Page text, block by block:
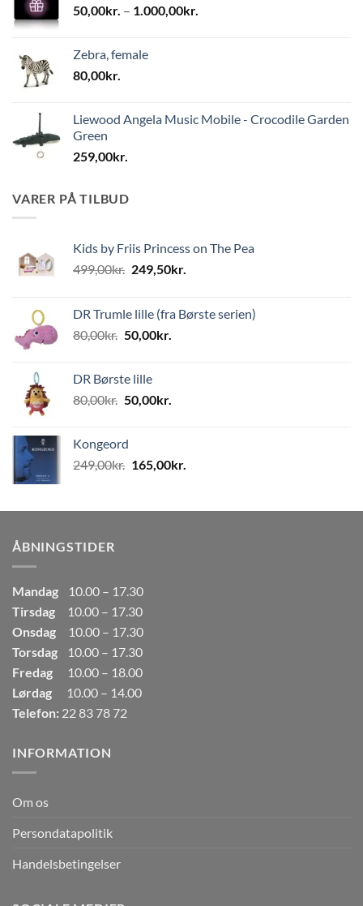
50,00kr. – 1.000,00kr.
Zebra, female
80,00kr.
Liewood Angela Music Mobile - Crocodile Garden
Green
259,00kr.
VARER PÅ TILBUD
Kids by Friis Princess on The Pea
499,00kr. Den
var:
499,00kr..
249,50kr.
er:
DR Trumle lille (fra Børste serien)
80,00kr. Den
var:
80,00kr..
50,00kr.
50,00kr..
DR Børste lille
80,00kr. Den
var:
80,00kr..
50,00kr.
50,00kr..
Kongeord
249,00kr. Den
var:
165,00kr.
er:
ÅBNINGSTIDER
Mandag
10.00 – 17.30
Tirsdag
10.00 – 17.30
Onsdag
10.00 – 17.30
Torsdag
10.00 – 17.30
Fredag
10.00 – 18.00
Lørdag
10.00 – 14.00
Telefon: 22 83 78 72
INFORMATION
Om os
Persondatapolitik
Handelsbetingelser